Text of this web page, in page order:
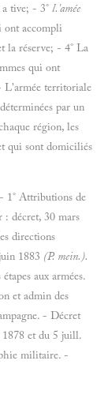
tive; - 3° l.'amée
ont accompli
la réserve; - 4° La
qui ont
L'armée territoriale
par un
région, les
qui sont domiciliés
1° Attributions de
: décret, 30 mars
directions
1883 (P. mein.).
aux armées.
et admin des
- Décret
et du 5 juill.
militaire. -